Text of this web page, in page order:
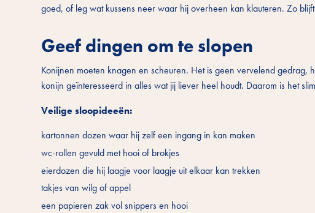
goed, of leg wat kussens neer waar hij overheen kan klauteren. Zo
Geef dingen om te slopen
Konijnen moeten knagen en scheuren. Het is geen vervelend
konijn geïnteresseerd in alles wat jij liever heel houdt. Daarom is het
Veilige sloopideeën:
kartonnen dozen waar hij zelf een ingang in kan maken
wc-rollen gevuld met hooi of brokjes
eierdozen die hij laagje voor laagje uit elkaar kan trekken
takjes van wilg of appel
een papieren zak vol snippers en hooi